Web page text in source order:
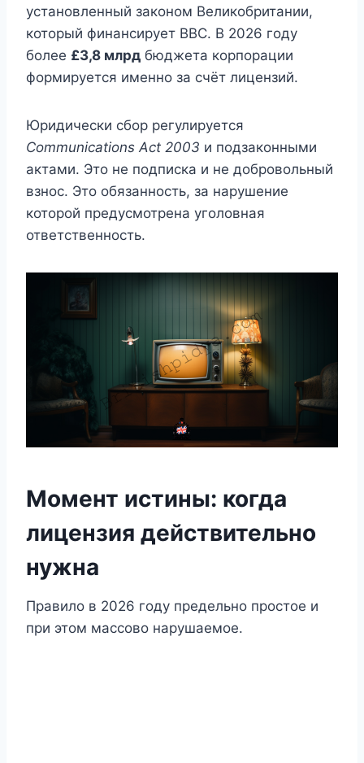
установленный законом Великобритании,
который финансирует BBC. В 2026 году
более £3,8 млрд бюджета корпорации
формируется именно за счёт лицензий.
Юридически сбор регулируется
Communications Act 2003 и подзаконными
актами. Это не подписка и не добровольный
взнос. Это обязанность, за нарушение
которой предусмотрена уголовная
ответственность.
Момент истины: когда
лицензия действительно
нужна
Правило в 2026 году предельно простое и
при этом массово нарушаемое.